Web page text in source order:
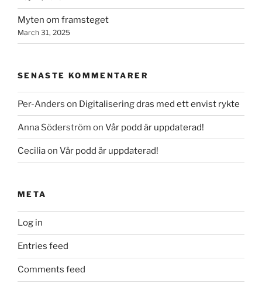
Myten om framsteget
March 31, 2025
SENASTE KOMMENTARER
Per-Anders on Digitalisering dras med ett envist rykte
Anna Söderström on Vår podd är uppdaterad!
Ceciliaon Vår podd är uppdaterad!
META
Log in
Entries feed
Comments feed